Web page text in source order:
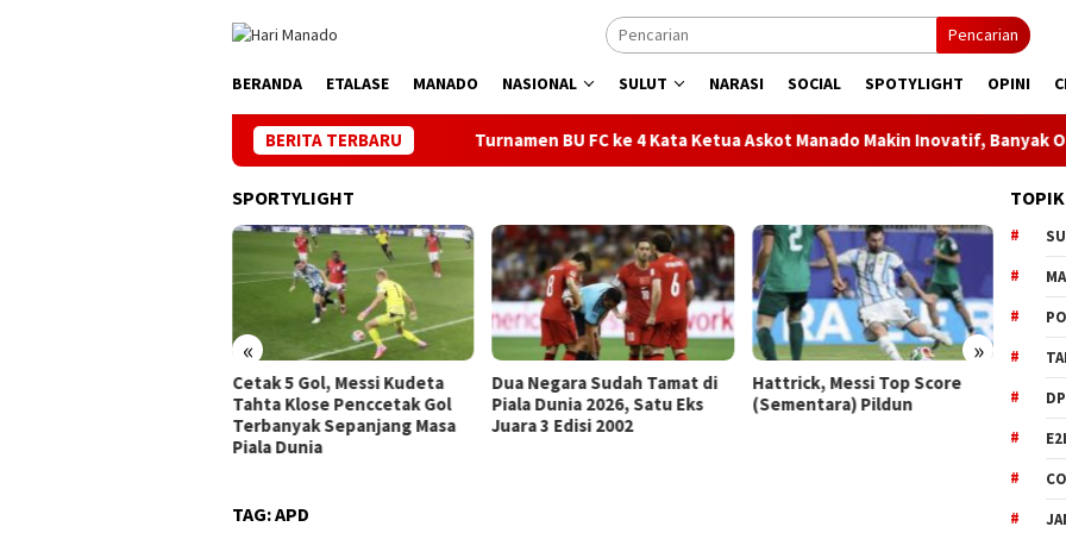
Pencarian
BERANDA ETALASE MANADO NASIONAL SULUT NARASI SOCIAL SPOTYLIGHT OPINI
BERITA TERBARU
Turnamen BU FC ke 4 Kata Ketua Askot Manado Makin Inovatif, Banyak Orbitkan Bibit
SPORTYLIGHT
« »
Cetak 5 Gol, Messi Kudeta
Tahta Klose Penccetak Gol
Terbanyak Sepanjang Masa
Piala Dunia
Dua Negara Sudah Tamat di
Piala Dunia 2026, Satu Eks
Juara 3 Edisi 2002
Hattrick, Messi Top Score
(Sementara) Pildun
El
Liga
TAG:APD